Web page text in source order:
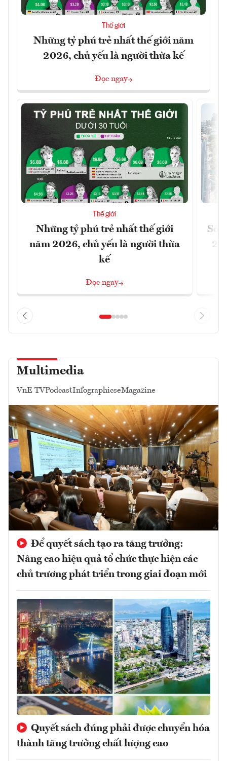
Thế giới
Những tỷ phú trẻ nhất thế giới năm
2026, chủ yếu là người thừa kế
Đọc ngay
Thế giới
Những tỷ phú trẻ nhất thế giới
năm 2026, chủ yếu là người thừa
kế
Đọc ngay
Số
Multimedia
VnE TVPodcastInfographicseMagazine
Để quyết sách tạo ra tăng trưởng:
Nâng cao hiệu quả tổ chức thực hiện các
chủ trương phát triển trong giai đoạn mới
Quyết sách đúng phải được chuyển hóa
thành tăng trưởng chất lượng cao